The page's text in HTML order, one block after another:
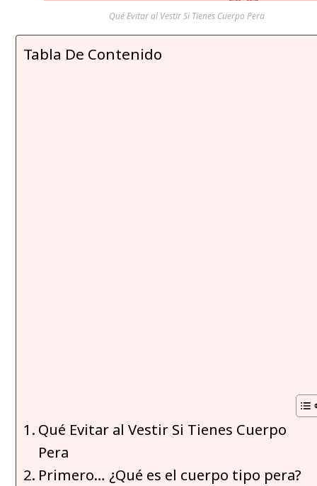
Qué Evitar al Vestir Si Tienes Cuerpo Pera
Tabla De Contenido
Qué Evitar al Vestir Si Tienes Cuerpo
Pera
Primero… ¿Qué es el cuerpo tipo pera?